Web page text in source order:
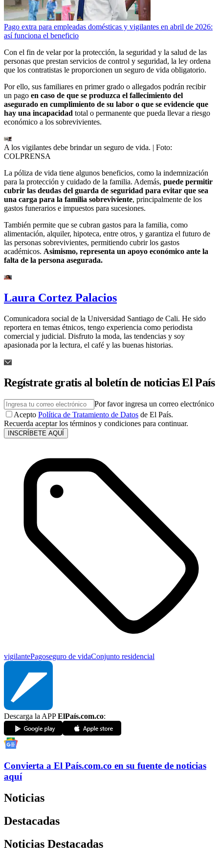
Pago extra para empleadas domésticas y vigilantes en abril de 2026:
así funciona el beneficio
Con el fin de velar por la protección, la seguridad y la salud de las
personas que prestan servicios de control y seguridad, la ley ordena
que los contratistas le proporcionen un seguro de vida obligatorio.
Por ello, sus familiares en primer grado o allegados podrán recibir
un pago en caso de que se produzca el fallecimiento del
asegurado en cumplimiento de su labor o que se evidencie que
hay una incapacidad total o permanente que pueda llevar a riesgo
económico a los sobrevivientes.
A los vigilantes debe brindar un seguro de vida. | Foto:
COLPRENSA
La póliza de vida tiene algunos beneficios, como la indemnización
para la protección y cuidado de la familia. Además, puede permitir
cubrir las deudas del guarda de seguridad para evitar que sea
una carga para la familia sobreviviente, principalmente de los
gastos funerarios e impuestos para sucesiones.
También permite que se cubran gastos para la familia, como
alimentación, alquiler, hipoteca, entre otros, y garantiza el futuro de
las personas sobrevivientes, permitiendo cubrir los gastos
académicos. Asimismo, representa un apoyo económico ante la
falta de la persona asegurada.
Laura Cortez Palacios
Comunicadora social de la Universidad Santiago de Cali. He sido
reportera en temas étnicos, tengo experiencia como periodista
comercial y judicial. Disfruto la moda, las tendencias y soy
apasionada por la lectura, el café y las buenas historias.
Regístrate gratis al boletín de noticias El País
Por favor ingresa un correo electrónico
Acepto Política de Tratamiento de Datos de El País.
Recuerda aceptar los términos y condiciones para continuar.
INSCRÍBETE AQUÍ
vigilantePagoseguro de vidaConjunto residencial
Descarga la APPElPaís.com.co:
Convierta a El País.com.co en su fuente de noticias
aquí
Noticias
Destacadas
Noticias Destacadas